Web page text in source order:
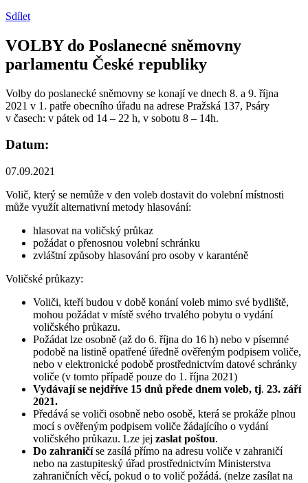
Sdílet
VOLBY do Poslanecné sněmovny
parlamentu České republiky
Volby do poslanecké sněmovny se konají ve dnech 8. a 9. října
2021 v 1. patře obecního úřadu na adrese Pražská 137, Psáry
v časech: v pátek od 14 – 22 h, v sobotu 8 – 14h.
Datum:
07.09.2021
Volič, který se nemůže v den voleb dostavit do volební místnosti
může využít alternativní metody hlasování:
hlasovat na voličský průkaz
požádat o přenosnou volební schránku
zvláštní způsoby hlasování pro osoby v karanténě
Voličské průkazy:
Voliči, kteří budou v době konání voleb mimo své bydliště,
mohou požádat v místě svého trvalého pobytu o vydání
voličského průkazu.
Požádat lze osobně (až do 6. října do 16 h) nebo v písemné
podobě na listině opatřené úředně ověřeným podpisem voliče,
nebo v elektronické podobě prostřednictvím datové schránky
voliče (v tomto případě pouze do 1. října 2021)
Vydávají se nejdříve 15 dnů přede dnem voleb, tj. 23. září
2021.
Předává se voliči osobně nebo osobě, která se prokáže plnou
mocí s ověřeným podpisem voliče žádajícího o vydání
voličského průkazu. Lze jej zaslat poštou.
Do zahraničíse zasílá přímo na adresu voliče v zahraničí
nebo na zastupiteský úřad prostřednictvím Ministerstva
zahraničních věcí, pokud o to volič požádá. (nelze zasílat na